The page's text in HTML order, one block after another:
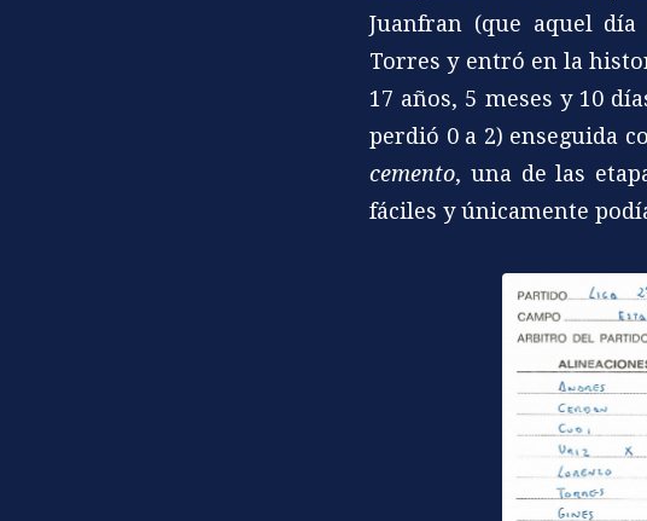
Juanfran (que aquel
Torres y entró en la
17 años, 5 meses y 10
perdió 0 a 2) enseguida
cemento, una de las
fáciles y únicamente